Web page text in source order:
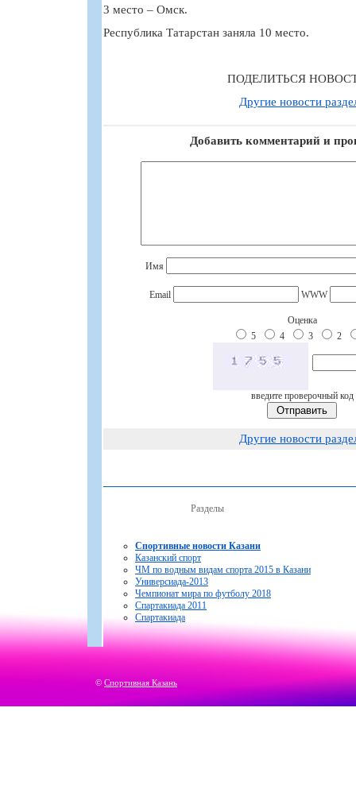
3 место – Омск.
Республика Татарстан заняла 10 место.
ПОДЕЛИТЬСЯ
Другие новости
Добавить комментарий и
Имя
Email WWW
Оценка
5
4 3 2
введите проверочный код
Другие новости
Разделы
Спортивные новости Казани
Казанский спорт
ЧМ по водным видам спорта 2015 в Казани
Универсиада-2013
Чемпионат мира по футболу 2018
Спартакиада 2011
Спартакиада
© Спортивная Казань